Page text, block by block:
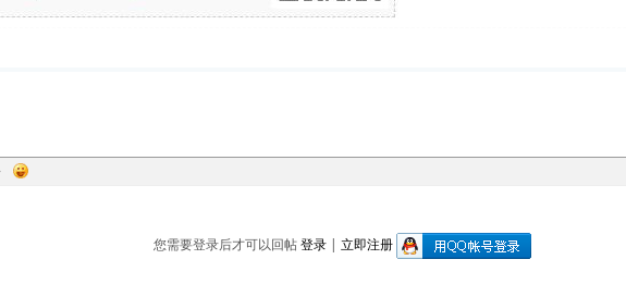
您需要登录后才可以回帖登录| 立即注册